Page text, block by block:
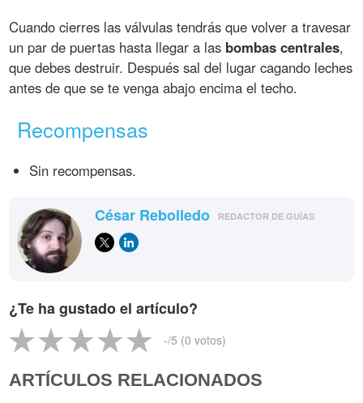
Cuando cierres las válvulas tendrás que volver a travesar
un par de puertas hasta llegar a las bombas centrales,
que debes destruir. Después sal del lugar cagando leches
antes de que se te venga abajo encima el techo.
Recompensas
Sin recompensas.
César Rebolledo REDACTOR DE GUÍAS
¿Te ha gustado el artículo?
-/5 (0 votos)
ARTÍCULOS RELACIONADOS